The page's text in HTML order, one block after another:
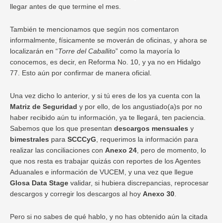
llegar antes de que termine el mes.
También te mencionamos que según nos comentaron
informalmente, físicamente se moverán de oficinas, y ahora se
localizarán en “Torre del Caballito” como la mayoría lo
conocemos, es decir, en Reforma No. 10, y ya no en Hidalgo
77. Esto aún por confirmar de manera oficial.
Una vez dicho lo anterior, y si tú eres de los ya cuenta con la
Matriz de Seguridad y por ello, de los angustiado(a)s por no
haber recibido aún tu información, ya te llegará, ten paciencia.
Sabemos que los que presentan descargos mensuales y
bimestrales para SCCCyG , requerimos la información para
realizar las conciliaciones con Anexo 24 , pero de momento, lo
que nos resta es trabajar quizás con reportes de los Agentes
Aduanales e información de VUCEM, y una vez que llegue
Glosa Data Stage validar, si hubiera discrepancias, reprocesar
descargos y corregir los descargos al hoy Anexo 30
Pero si no sabes de qué hablo, y no has obtenido aún la citada